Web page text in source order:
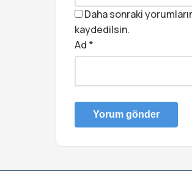
Daha sonraki
kaydedilsin.
Ad *